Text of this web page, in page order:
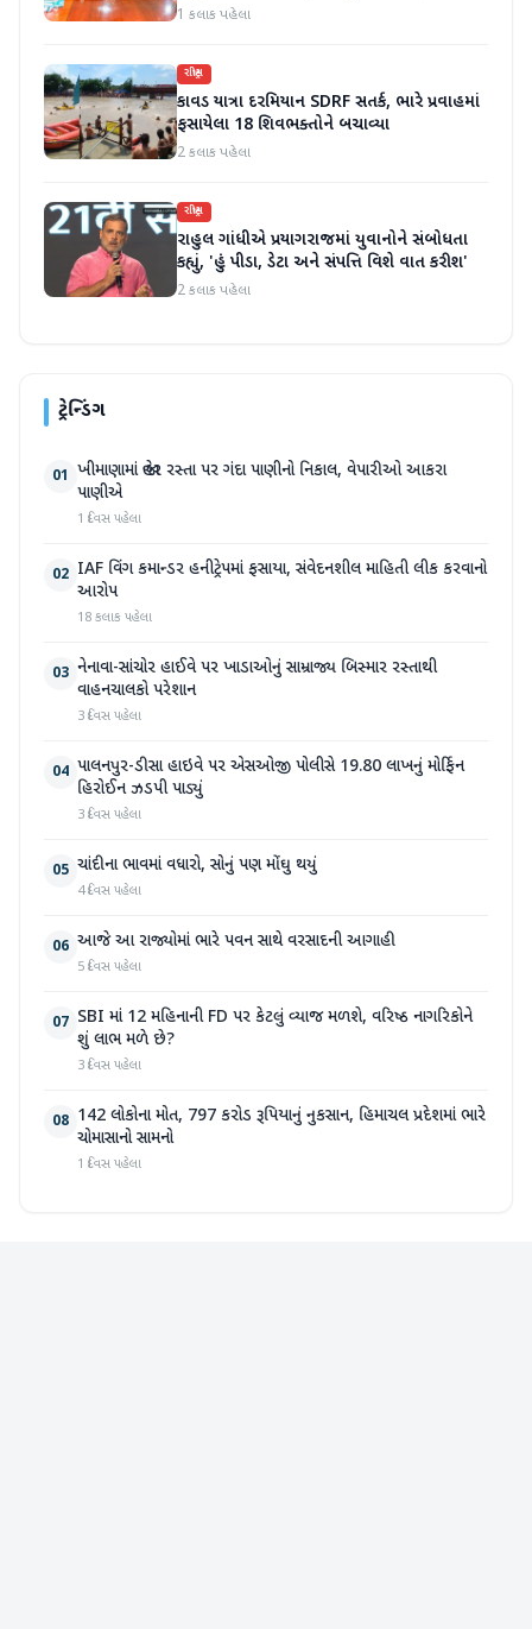
1 કલાક પહેલા
રાષ્ટ્રીય
કાવડ યાત્રા દરમિયાન SDRF સતર્ક, ભારે પ્રવાહમાં
ફસાયેલા 18 શિવભક્તોને બચાવ્યા
2 કલાક પહેલા
રાષ્ટ્રીય
રાહુલ ગાંધીએ પ્રયાગરાજમાં યુવાનોને સંબોધતા
કહ્યું, 'હું પીડા, ડેટા અને સંપત્તિ વિશે વાત કરીશ'
2 કલાક પહેલા
ટ્રેન્ડિંગ
01 ખીમાણામાં જાહેર રસ્તા પર ગંદા પાણીનો નિકાલ, વેપારીઓ આકરા
પાણીએ
1 દિવસ પહેલા
02 IAF વિંગ કમાન્ડર હનીટ્રેપમાં ફસાયા, સંવેદનશીલ માહિતી લીક કરવાનો
આરોપ
18 કલાક પહેલા
03 નેનાવા-સાંચોર હાઈવે પર ખાડાઓનું સામ્રાજ્ય બિસ્માર રસ્તાથી
વાહનચાલકો પરેશાન
3 દિવસ પહેલા
04 પાલનપુર-ડીસા હાઇવે પર એસઓજી પોલીસે 19.80 લાખનું મોર્ફિન
હિરોઈન ઝડપી પાડ્યું
3 દિવસ પહેલા
05 ચાંદીના ભાવમાં વધારો, સોનું પણ મોંઘુ થયું
4 દિવસ પહેલા
06 આજે આ રાજ્યોમાં ભારે પવન સાથે વરસાદની આગાહી
5 દિવસ પહેલા
07 SBI માં 12 મહિનાની FD પર કેટલું વ્યાજ મળશે, વરિષ્ઠ નાગરિકોને
શું લાભ મળે છે?
3 દિવસ પહેલા
08 142 લોકોના મોત, 797 કરોડ રૂપિયાનું નુકસાન, હિમાચલ પ્રદેશમાં ભારે
ચોમાસાનો સામનો
1 દિવસ પહેલા